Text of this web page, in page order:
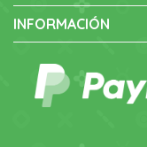
INFORMACIÓN